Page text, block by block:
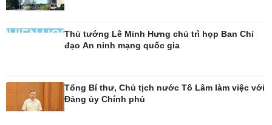
Tin Công nghệ
Trải nghiệm
Dinh dưỡng - món ngon
Thủ tướng Lê Minh Hưng chủ trì họp Ban Chỉ
đạo An ninh mạng quốc gia
Tổng Bí thư, Chủ tịch nước Tô Lâm làm việc với
Đảng ủy Chính phủ